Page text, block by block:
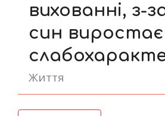
вихованні, з-
син виростає
Життя